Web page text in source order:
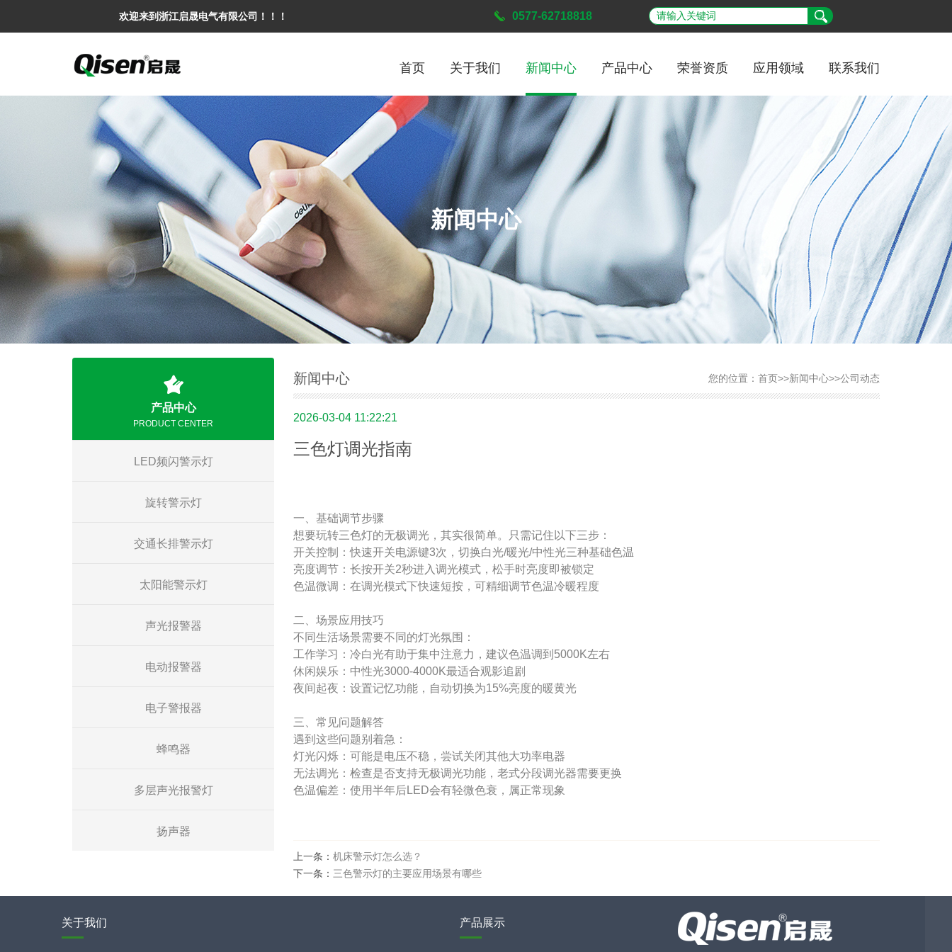
欢迎来到浙江启晟电气有限公司！！！ 0577-62718818
首页 关于我们 新闻中心 产品中心 荣誉资质 应用领域 联系我们
新闻中心
产品中心
PRODUCT CENTER
LED频闪警示灯
旋转警示灯
交通长排警示灯
太阳能警示灯
声光报警器
电动报警器
电子警报器
蜂鸣器
多层声光报警灯
扬声器
新闻中心 您的位置： 首页>>新闻中心>>公司动态
2026-03-04 11:22:21
三色灯调光指南
一、基础调节步骤
想要玩转三色灯的无极调光，其实很简单。只需记住以下三步：
开关控制：快速开关电源键3次，切换白光/暖光/中性光三种基础色温
亮度调节：长按开关2秒进入调光模式，松手时亮度即被锁定
色温微调：在调光模式下快速短按，可精细调节色温冷暖程度
二、场景应用技巧
不同生活场景需要不同的灯光氛围：
工作学习：冷白光有助于集中注意力，建议色温调到5000K左右
休闲娱乐：中性光3000-4000K最适合观影追剧
夜间起夜：设置记忆功能，自动切换为15%亮度的暖黄光
三、常见问题解答
遇到这些问题别着急：
灯光闪烁：可能是电压不稳，尝试关闭其他大功率电器
无法调光：检查是否支持无极调光功能，老式分段调光器需要更换
色温偏差：使用半年后LED会有轻微色衰，属正常现象
上一条： 机床警示灯怎么选？
下一条： 三色警示灯的主要应用场景有哪些
关于我们 产品展示